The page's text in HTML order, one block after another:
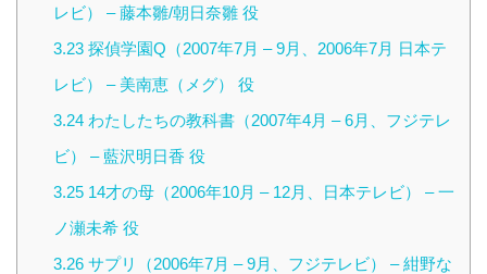
レビ） – 藤本雛/朝日奈雛 役
3.23探偵学園Q（2007年7月 – 9月、2006年7月 日本テ
レビ） – 美南恵（メグ） 役
3.24わたしたちの教科書（2007年4月 – 6月、フジテレ
ビ） – 藍沢明日香 役
3.2514才の母（2006年10月 – 12月、日本テレビ） – 一
ノ瀬未希 役
3.26サプリ（2006年7月 – 9月、フジテレビ） – 紺野な